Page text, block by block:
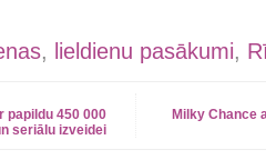
, lieldienu pasākumi,
papildu 450 000
seriālu izveidei
Milky Chance